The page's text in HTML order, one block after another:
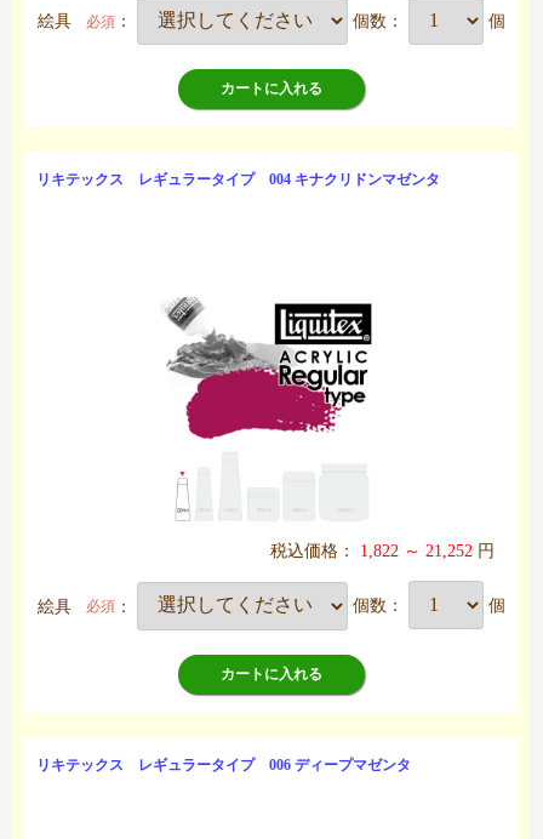
絵具 必須 ： 個数： 個
カートに入れる
リキテックス レギュラータイプ 004 キナクリドンマゼンタ
税込価格： 1,822 ～ 21,252 円
絵具 必須 ： 個数： 個
カートに入れる
リキテックス レギュラータイプ 006 ディープマゼンタ